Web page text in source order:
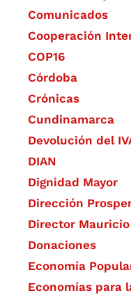
Comunicados
Cooperación
COP16
Córdoba
Crónicas
Cundinamarca
Devolución del
DIAN
Dignidad Mayor
Dirección
Director
Donaciones
Economía
Economías para